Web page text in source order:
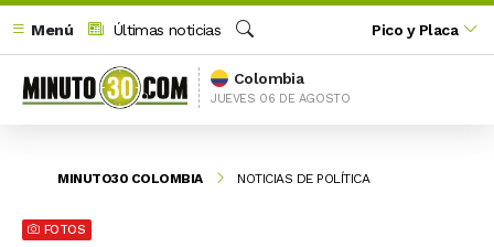
Menú
Últimas noticias
Buscar
Pico y Placa
Colombia
JUEVES 06 DE AGOSTO
MINUTO30 COLOMBIA NOTICIAS DE POLÍTICA
FOTOS